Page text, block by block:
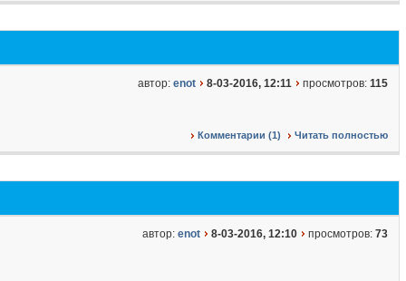
автор: enot 8-03-2016, 12:11 просмотров: 115
Комментарии (1) Читать полностью
автор: enot 8-03-2016, 12:10 просмотров: 73